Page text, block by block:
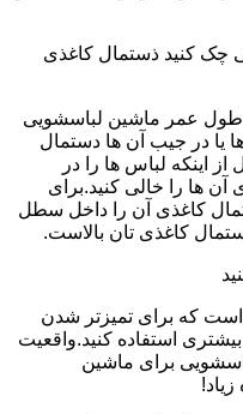
چک کنید ذستمال کاغذی
طول عمر ماشین لباسشویی
یا در جیب آن ها دستمال
اینکه لباس ها را در
ها را خالی کنید.برای
کاغذی آن را داخل سطل
کاغذی تان بالاست.
است که برای تمیزتر شدن
استفاده کنید.واقعیت
برای ماشین